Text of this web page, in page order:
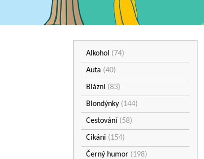
Alkohol (74)
Auta (40)
Blázni (83)
Blondýnky (144)
Cestování (58)
Cikáni (154)
Černý humor (198)